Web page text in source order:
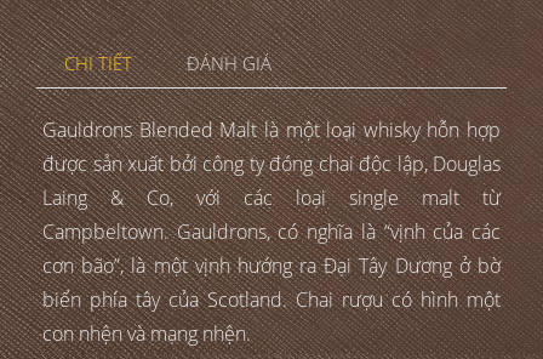
CHI TIẾT ĐÁNH GIÁ
Gauldrons Blended Malt là một loại whisky hỗn hợp
được sản xuất bởi công ty đóng chai độc lập, Douglas
Laing & Co, với các loại single malt từ
Campbeltown. Gauldrons, có nghĩa là “vịnh của các
cơn bão”, là một vịnh hướng ra Đại Tây Dương ở bờ
biển phía tây của Scotland. Chai rượu có hình một
con nhện và mạng nhện.